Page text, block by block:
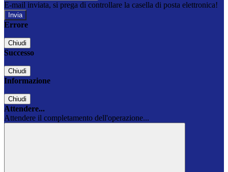
E-mail inviata, si prega di controllare la casella di posta elettronica!
Errore
Chiudi
Successo
Chiudi
Informazione
Chiudi
Attendere...
Attendere il completamento dell'operazione...